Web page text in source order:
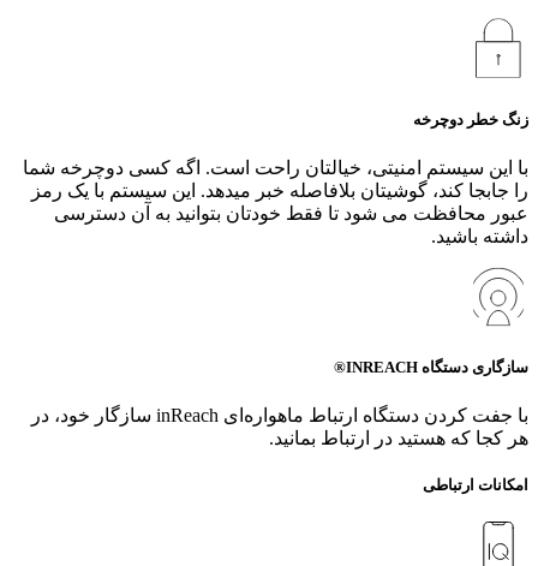
زنگ خطر دوچرخه
با این سیستم امنیتی، خیالتان راحت است. اگه کسی دوچرخه‌ شما
را جابجا کند، گوشیتان بلافاصله خبر میدهد. این سیستم با یک رمز
عبور محافظت می شود تا فقط خودتان بتوانید به آن دسترسی
داشته باشید.
سازگاری دستگاه INREACH®
با جفت کردن دستگاه ارتباط ماهواره‌ای inReach سازگار خود، در
هر کجا که هستید در ارتباط بمانید.
امکانات ارتباطی